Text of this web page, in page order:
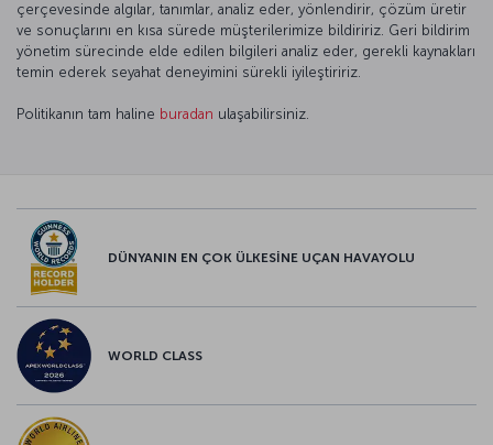
çerçevesinde algılar, tanımlar, analiz eder, yönlendirir, çözüm üretir
ve sonuçlarını en kısa sürede müşterilerimize bildiririz. Geri bildirim
yönetim sürecinde elde edilen bilgileri analiz eder, gerekli kaynakları
temin ederek seyahat deneyimini sürekli iyileştiririz.
Politikanın tam haline buradan ulaşabilirsiniz.
DÜNYANIN EN ÇOK ÜLKESİNE UÇAN HAVAYOLU
WORLD CLASS